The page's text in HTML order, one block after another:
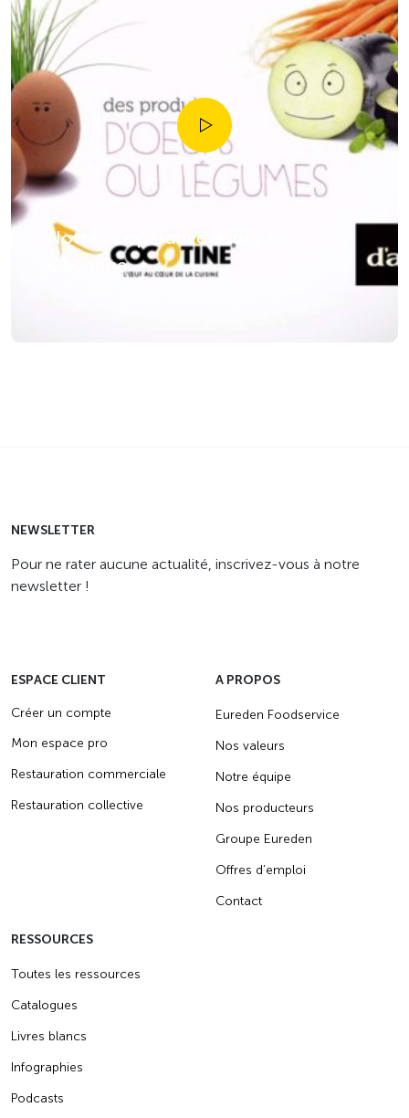
Notre coopérative daucy &
Cocotine
NEWSLETTER
Pour ne rater aucune actualité, inscrivez-vous à notre
newsletter !
ESPACE CLIENT
Créer un compte
Mon espace pro
Restauration commerciale
Restauration collective
A PROPOS
Eureden Foodservice
Nos valeurs
Notre équipe
Nos producteurs
Groupe Eureden
Offres d’emploi
Contact
RESSOURCES
Toutes les ressources
Catalogues
Livres blancs
Infographies
Podcasts